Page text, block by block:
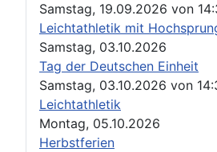
Samstag, 19.09.2026 von
Leichtathletik mit
Samstag, 03.10.2026
Tag der Deutschen Einheit
Samstag, 03.10.2026 von
Leichtathletik
Montag, 05.10.2026
Herbstferien